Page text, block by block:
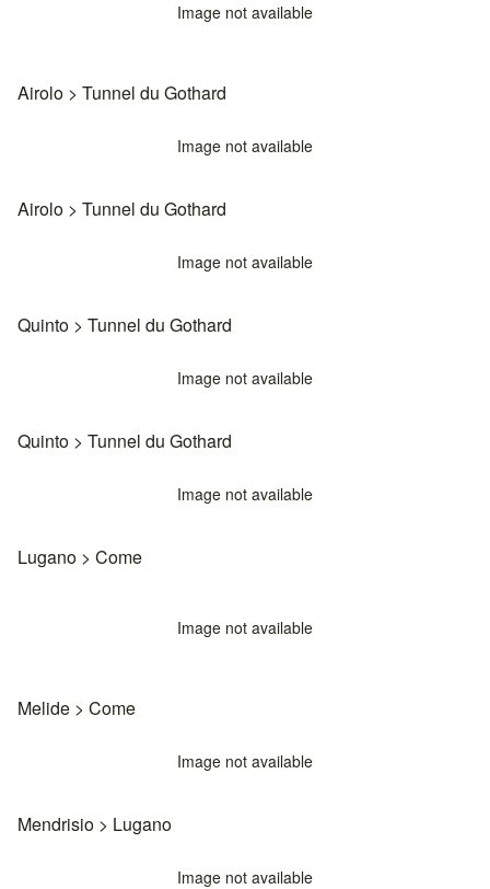
Image not available
Airolo > Tunnel du Gothard
Image not available
Airolo > Tunnel du Gothard
Image not available
Quinto > Tunnel du Gothard
Image not available
Quinto > Tunnel du Gothard
Image not available
Lugano > Come
Image not available
Melide > Come
Image not available
Mendrisio > Lugano
Image not available